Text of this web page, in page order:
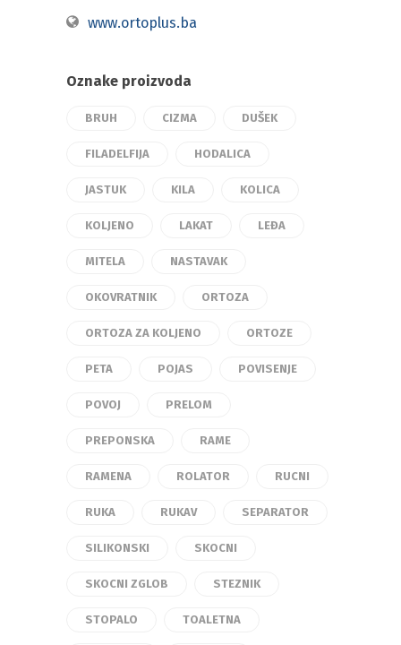
www.ortoplus.ba
Oznake proizvoda
BRUH CIZMA DUŠEK
FILADELFIJA HODALICA
JASTUK KILA KOLICA
KOLJENO LAKAT LEĐA
MITELA NASTAVAK
OKOVRATNIK ORTOZA
ORTOZA ZA KOLJENO ORTOZE
PETA POJAS POVISENJE
POVOJ PRELOM
PREPONSKA RAME
RAMENA ROLATOR RUCNI
RUKA RUKAV SEPARATOR
SILIKONSKI SKOCNI
SKOCNI ZGLOB STEZNIK
STOPALO TOALETNA